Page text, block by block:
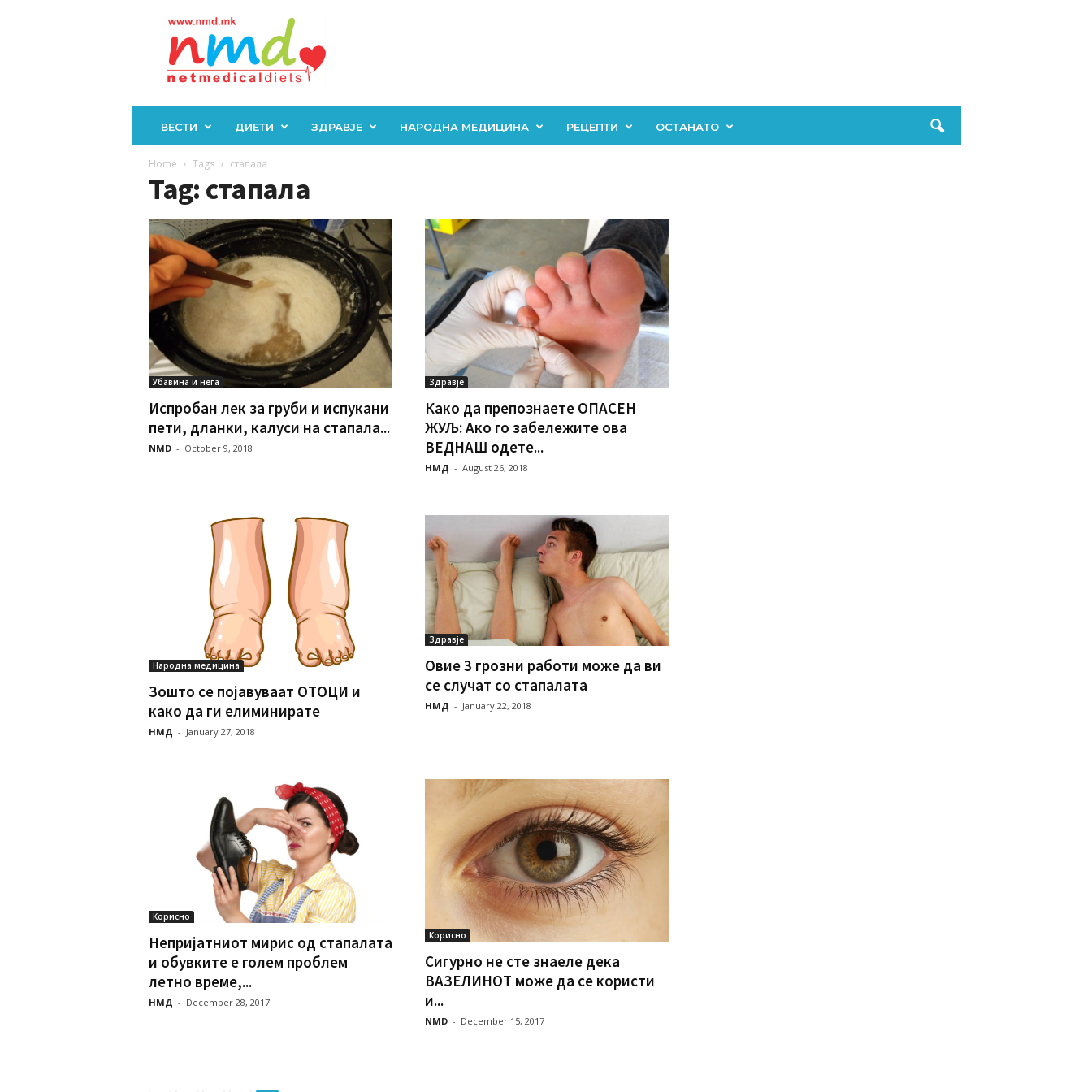
ВЕСТИ ДИЕТИ ЗДРАВЈЕ НАРОДНА МЕДИЦИНА РЕЦЕПТИ ОСТАНАТО
Home Tags стапала
Tag: стапала
Убавина и нега
Испробан лек за груби и испукани
пети, дланки, калуси на стапала...
NMD - October 9, 2018
Здравје
Како да препознаете ОПАСЕН
ЖУЉ: Ако го забележите ова
ВЕДНАШ одете...
НМД - August 26, 2018
Народна медицина
Зошто се појавуваат ОТОЦИ и
како да ги елиминирате
НМД - January 27, 2018
Здравје
Овие 3 грозни работи може да ви
се случат со стапалата
НМД - January 22, 2018
Корисно
Непријатниот мирис од стапалата
и обувките е голем проблем
летно време,...
НМД - December 28, 2017
Корисно
Сигурно не сте знаеле дека
ВАЗЕЛИНОТ може да се користи
и...
NMD - December 15, 2017